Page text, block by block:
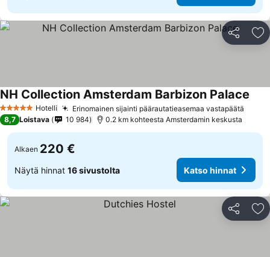
Jaa
5 Tähtiluokitus
Hotelli Erinomainen sijainti päärautatieasemaa vastapäätä
NH Collection Amsterdam Barbizon Palace
8,7 Loistava 10 984 0.2 km kohteesta Amsterdamin keskusta
Alkaen 220 €
Näytä hinnat 16 sivustolta Katso hinnat
Jaa